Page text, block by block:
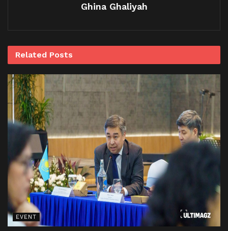
Ghina Ghaliyah
Related Posts
EVENT